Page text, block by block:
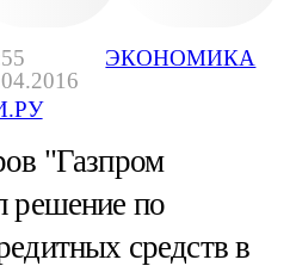
ЭКОНОМИКА
"Газпром
решение по
средств в